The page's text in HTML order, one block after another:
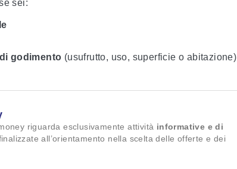
sei:
godimento (usufrutto, uso, superficie o abitazione)
riguarda esclusivamente attività informative e di
all’orientamento nella scelta delle offerte e dei